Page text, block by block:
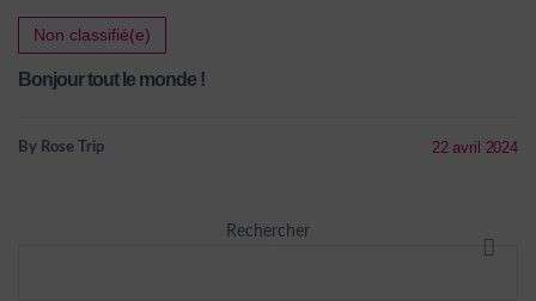
Non classifié(e)
Bonjour tout le monde !
By Rose Trip 22 avril 2024
Rechercher